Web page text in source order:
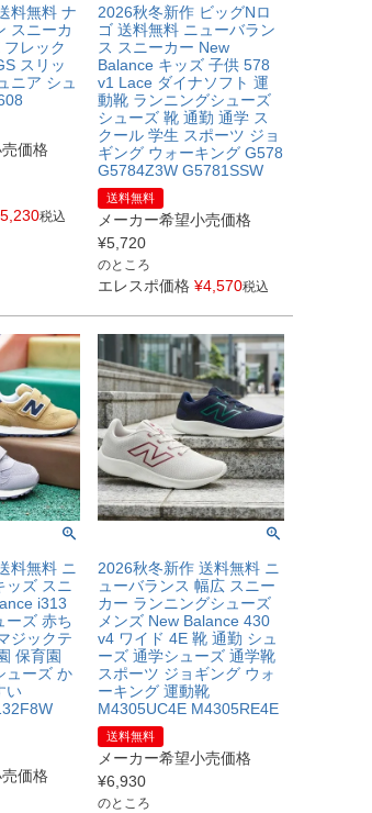
料無料 ナ
スニーカ
レック
スリッ
ニア シュ
価格
5,230税込
2026秋冬新作 ビッグNロ
ゴ 送料無料 ニューバラン
ス スニーカー New
Balance キッズ 子供 578
v1 Lace ダイナソフト 運
動靴 ランニングシューズ
シューズ 靴 通勤 通学 ス
クール 学生 スポーツ ジョ
ギング ウォーキング G578
G5784Z3W G5781SSW
送料無料
メーカー希望小売価格
¥5,720
のところ
エレスポ価格 ¥4,570税込
料無料 ニ
ッズ スニ
i313
ーズ 赤ち
ジックテ
保育園
ューズ か
い
価格
2026秋冬新作 送料無料 ニ
ューバランス 幅広 スニー
カー ランニングシューズ
メンズ New Balance 430
v4 ワイド 4E 靴 通勤 シュ
ーズ 通学シューズ 通学靴
スポーツ ジョギング ウォ
ーキング 運動靴
M4305UC4E M4305RE4E
送料無料
メーカー希望小売価格
¥6,930
のところ